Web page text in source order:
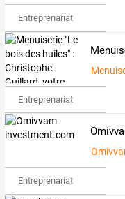
Entreprenariat
Entreprenariat
Entreprenariat